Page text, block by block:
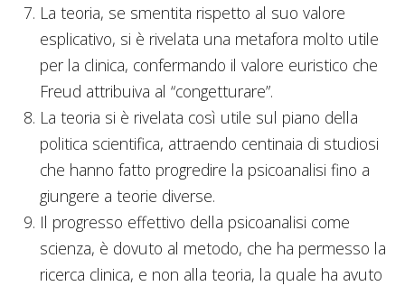
La teoria, se smentita rispetto al suo valore
esplicativo, si è rivelata una metafora molto utile
per la clinica, confermando il valore euristico che
Freud attribuiva al “congetturare”.
La teoria si è rivelata così utile sul piano della
politica scientifica, attraendo centinaia di studiosi
che hanno fatto progredire la psicoanalisi fino a
giungere a teorie diverse.
Il progresso effettivo della psicoanalisi come
scienza, è dovuto al metodo, che ha permesso la
ricerca clinica, e non alla teoria, la quale ha avuto